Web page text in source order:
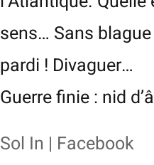
sens… Sans
pardi !
Guerre finie : nid
Sol In | Facebook